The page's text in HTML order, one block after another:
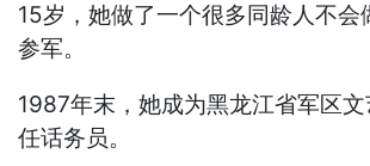
15岁，她做了一个很多同龄人不
参军。
1987年末，她成为黑龙江省军区
任话务员。